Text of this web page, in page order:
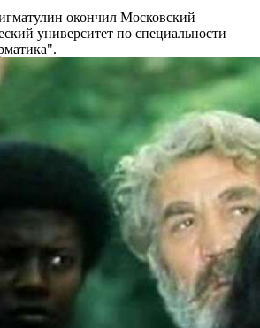
окончил Московский
университет по специальности